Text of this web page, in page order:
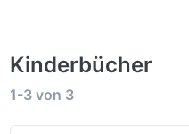
Kinderbücher
Suchergebnisse:
1-3 von 3